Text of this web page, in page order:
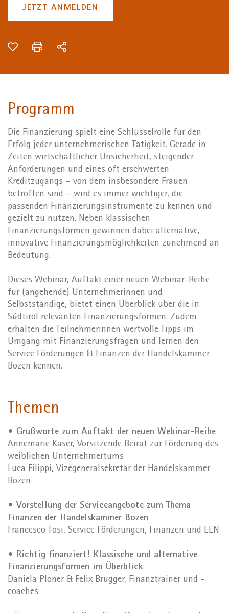
JETZT ANMELDEN
Programm
Die Finanzierung spielt eine Schlüsselrolle für den
Erfolg jeder unternehmerischen Tätigkeit. Gerade in
Zeiten wirtschaftlicher Unsicherheit, steigender
Anforderungen und eines oft erschwerten
Kreditzugangs – von dem insbesondere Frauen
betroffen sind – wird es immer wichtiger, die
passenden Finanzierungsinstrumente zu kennen und
gezielt zu nutzen. Neben klassischen
Finanzierungsformen gewinnen dabei alternative,
innovative Finanzierungsmöglichkeiten zunehmend an
Bedeutung.
Dieses Webinar, Auftakt einer neuen Webinar-Reihe
für (angehende) Unternehmerinnen und
Selbstständige, bietet einen Überblick über die in
Südtirol relevanten Finanzierungsformen. Zudem
erhalten die Teilnehmerinnen wertvolle Tipps im
Umgang mit Finanzierungsfragen und lernen den
Service Förderungen & Finanzen der Handelskammer
Bozen kennen.
Themen
• Grußworte zum Auftakt der neuen Webinar-Reihe
Annemarie Kaser, Vorsitzende Beirat zur Förderung des
weiblichen Unternehmertums
Luca Filippi, Vizegeneralsekretär der Handelskammer
Bozen
• Vorstellung der Serviceangebote zum Thema
Finanzen der Handelskammer Bozen
Francesco Tosi, Service Förderungen, Finanzen und EEN
• Richtig finanziert! Klassische und alternative
Finanzierungsformen im Überblick
Daniela Ploner & Felix Brugger, Finanztrainer und -
coaches